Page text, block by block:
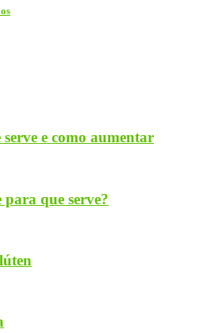
e como aumentar
que serve?